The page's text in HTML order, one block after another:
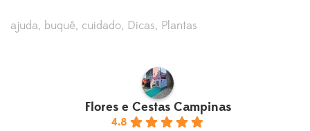
ajuda buquê cuidado Dicas Plantas
Flores e Cestas Campinas
4.8